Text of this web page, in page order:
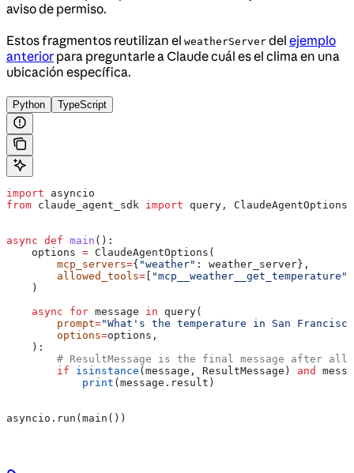
aviso de permiso.
Estos fragmentos reutilizan el weatherServer del ejemplo
anterior para preguntarle a Claude cuál es el clima en una
ubicación específica.
Python TypeScript
import asyncio
from claude_agent_sdk import query,
async def main ():
    options
= ClaudeAgentOptions(
        mcp_servers
={ "weather" : weather_server},
        allowed_tools
= [ "mcp__weather__get_temperature"
    )
    async
for message in query(
        prompt
="What's the temperature in San
        options
=options,
    ):
# ResultMessage is the final message after all
        if
isinstance (message, ResultMessage) and
            print
(message.result)
asyncio.run(main())